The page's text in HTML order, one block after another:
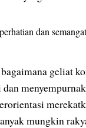
dan
geliat
mungkin